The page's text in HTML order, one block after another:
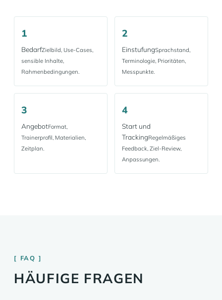
1
BedarfZielbild, Use-Cases,
sensible Inhalte,
Rahmenbedingungen.
2
EinstufungSprachstand,
Terminologie, Prioritäten,
Messpunkte.
3
AngebotFormat,
Trainerprofil, Materialien,
Zeitplan.
4
Start und
TrackingRegelmäßiges
Feedback, Ziel-Review,
Anpassungen.
FAQ
HÄUFIGE FRAGEN